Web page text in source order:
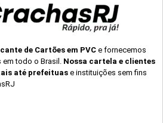
de Cartões em PVC e fornecemos
em todo o Brasil. Nossa cartela e clientes
até prefeituas e instituições sem fins